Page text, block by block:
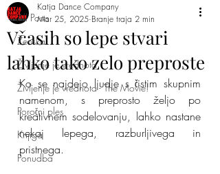
All Posts
Ženska
Življenje je vrednota
Življenje je vrednota - The Movie!
Poročni ples
Knjiga
Ponudba
Včasih so lepe stvari
lahko tako zelo preproste
Katja Dance Company
Mar 25, 2025 Branje traja 2 min
Ko se najdejo ljudje s čistim skupnim
namenom, s preprosto željo po
kreativnem sodelovanju, lahko nastane
nekaj lepega, razburljivega in
pristnega.